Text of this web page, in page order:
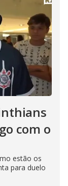
com o
estão os
para duelo